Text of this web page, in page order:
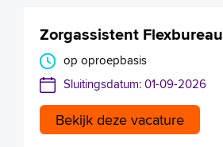
Zorgassistent Flexbureau
op oproepbasis
Sluitingsdatum: 01-09-2026
Bekijk deze vacature